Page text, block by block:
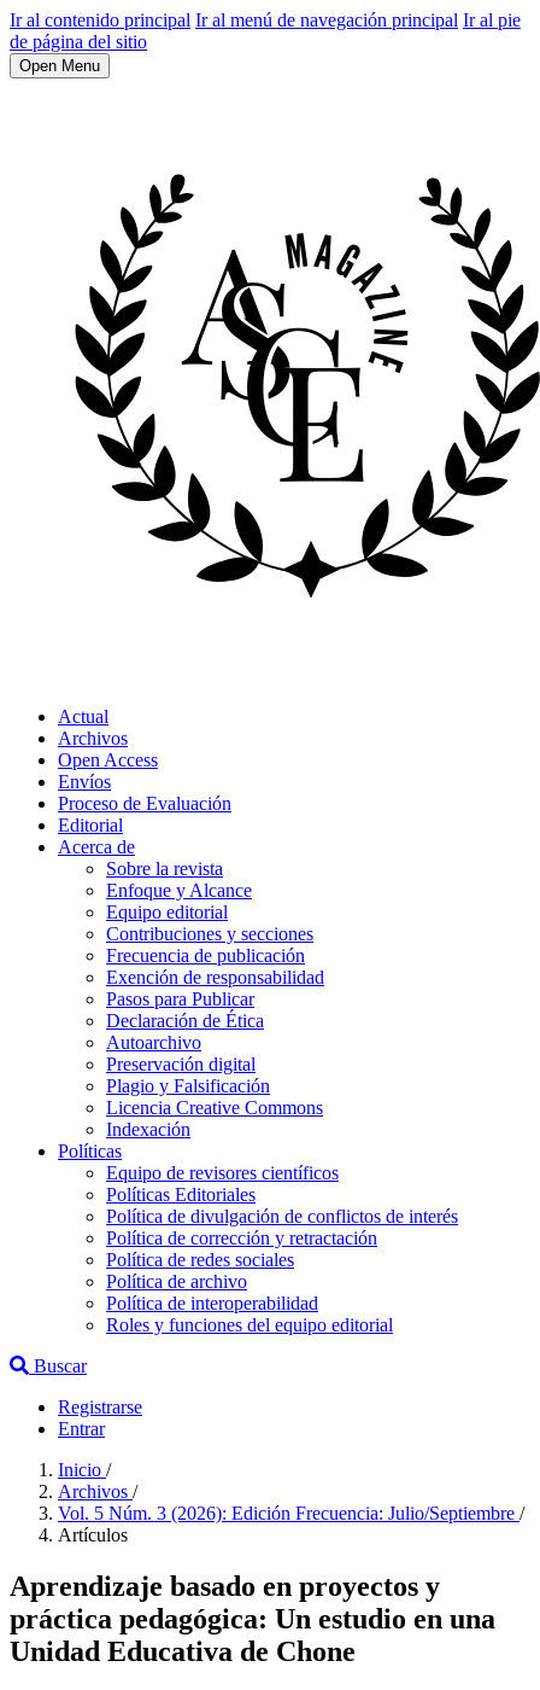
Ir al contenido principal Ir al menú de navegación principal Ir al pie
de página del sitio
Open Menu
Actual
Archivos
Open Access
Envíos
Proceso de Evaluación
Editorial
Acerca de
Sobre la revista
Enfoque y Alcance
Equipo editorial
Contribuciones y secciones
Frecuencia de publicación
Exención de responsabilidad
Pasos para Publicar
Declaración de Ética
Autoarchivo
Preservación digital
Plagio y Falsificación
Licencia Creative Commons
Indexación
Políticas
Equipo de revisores científicos
Políticas Editoriales
Política de divulgación de conflictos de interés
Política de corrección y retractación
Política de redes sociales
Política de archivo
Política de interoperabilidad
Roles y funciones del equipo editorial
Buscar
Registrarse
Entrar
Inicio /
Archivos /
Vol. 5 Núm. 3 (2026): Edición Frecuencia: Julio/Septiembre /
Artículos
Aprendizaje basado en proyectos y
práctica pedagógica: Un estudio en una
Unidad Educativa de Chone